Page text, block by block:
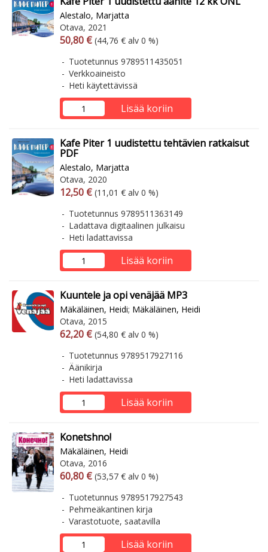
Alestalo, Marjatta
Otava, 2021
Arvonlisäverollinen hinta
50,80 € Arvonlisäveroton hinta
(44,76 € alv 0 %)
Tuotetunnus 9789511435051
Verkkoaineisto
Heti käytettävissä
Lisää koriin
Kafe Piter 1 uudistettu tehtävien ratkaisut
PDF
Alestalo, Marjatta
Otava, 2020
Arvonlisäverollinen hinta
12,50 € Arvonlisäveroton hinta
(11,01 € alv 0 %)
Tuotetunnus 9789511363149
Ladattava digitaalinen julkaisu
Heti ladattavissa
Lisää koriin
Kuuntele ja opi venäjää MP3
Mäkäläinen, Heidi; Mäkäläinen, Heidi
Otava, 2015
Arvonlisäverollinen hinta
62,20 € Arvonlisäveroton hinta
(54,80 € alv 0 %)
Tuotetunnus 9789517927116
Äänikirja
Heti ladattavissa
Lisää koriin
Konetshno!
Mäkäläinen, Heidi
Otava, 2016
Arvonlisäverollinen hinta
60,80 € Arvonlisäveroton hinta
(53,57 € alv 0 %)
Tuotetunnus 9789517927543
Pehmeäkantinen kirja
Varastotuote, saatavilla
Lisää koriin